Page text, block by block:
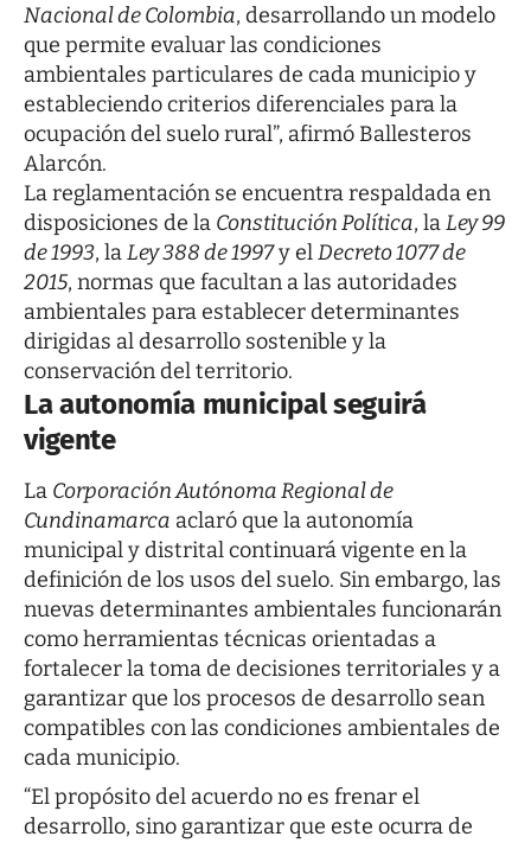
Nacional de Colombia, desarrollando un modelo
que permite evaluar las condiciones
ambientales particulares de cada municipio y
estableciendo criterios diferenciales para la
ocupación del suelo rural”, afirmó Ballesteros
Alarcón.
La reglamentación se encuentra respaldada en
disposiciones de la Constitución Política, laLey 99
de 1993, laLey 388 de 1997y elDecreto 1077 de
2015, normas que facultan a las autoridades
ambientales para establecer determinantes
dirigidas al desarrollo sostenible y la
conservación del territorio.
La autonomía municipal seguirá
vigente
La Corporación Autónoma Regional de
Cundinamarca aclaró que la autonomía
municipal y distrital continuará vigente en la
definición de los usos del suelo. Sin embargo, las
nuevas determinantes ambientales funcionarán
como herramientas técnicas orientadas a
fortalecer la toma de decisiones territoriales y a
garantizar que los procesos de desarrollo sean
compatibles con las condiciones ambientales de
cada municipio.
“El propósito del acuerdo no es frenar el
desarrollo, sino garantizar que este ocurra de